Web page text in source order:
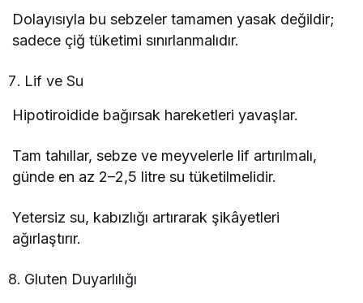
Dolayısıyla bu sebzeler tamamen yasak değildir;
sadece çiğ tüketimi sınırlanmalıdır.
Lif ve Su
Hipotiroidide bağırsak hareketleri yavaşlar.
Tam tahıllar, sebze ve meyvelerle lif artırılmalı,
günde en az 2–2,5 litre su tüketilmelidir.
Yetersiz su, kabızlığı artırarak şikâyetleri
ağırlaştırır.
Gluten Duyarlılığı